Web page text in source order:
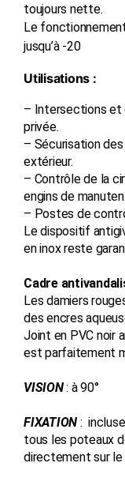
toujours nette.
Le
jusqu’à -20
Utilisations :
– Intersections et
privée.
– Sécurisation
extérieur.
– Contrôle de la
engins de
– Postes de
Le dispositif
en inox reste
Cadre
Les damiers
des encres
Joint en PVC noir
est parfaitement
VISION: à 90°
FIXATION :
tous les poteaux
directement sur le